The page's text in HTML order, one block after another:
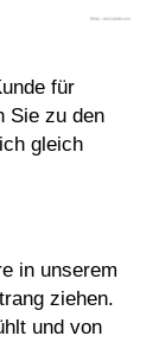
für
Sie zu den
gleich
in unserem
ziehen.
und von